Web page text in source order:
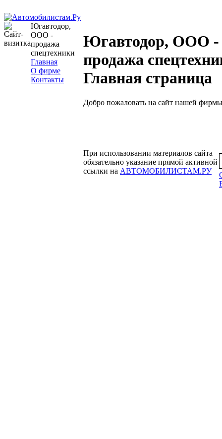
Югавтодор,
ООО -
продажа
спецтехники
Главная
О фирме
Контакты
Югавтодор, ООО -
продажа
Главная страница
Добро пожаловать на сайт нашей
При использовании материалов сайта
обязательно указание прямой активной
ссылки на АВТОМОБИЛИСТАМ.РУ